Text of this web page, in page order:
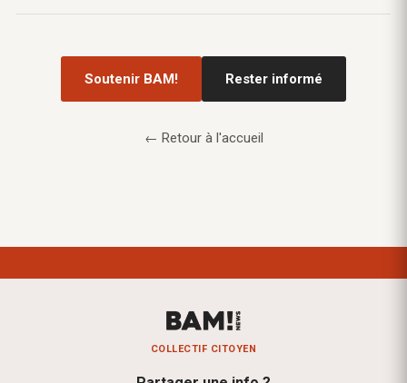
Soutenir BAM! Rester informé
← Retour à l'accueil
COLLECTIF CITOYEN